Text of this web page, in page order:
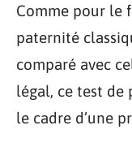
Comme pour le
paternité
comparé avec
légal, ce test de
le cadre d’une